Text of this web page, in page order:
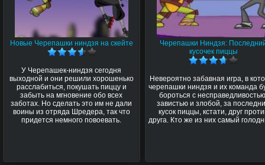
Новые Черепашки ниндзя на скейте
У Черепашек-ниндзя сегодня
выходной и они решили хорошенько
расслабиться, покушать пиццу и
забыть на мгновение обо всех
заботах. Но сделать это им не дали
воины из отряда Шредера, так что
придется немного повоевать.
Черепашки Ниндзя:
кусочек пиццы
Невероятно забавная игра, в
черепашки ниндзя и их команда
бороться с
завистью и злобой, за
кусок пиццы, кстати, друг
друга. Кто же из них самый